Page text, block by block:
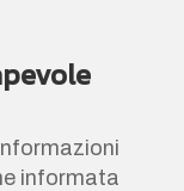
informata